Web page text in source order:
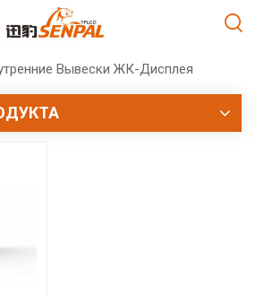
Вывески ЖК-Дисплея